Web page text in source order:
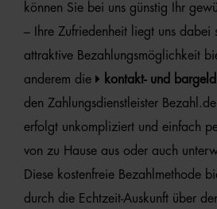
können Sie bei uns günstig Ihr
– Ihre Zufriedenheit liegt uns dabei
attraktive Bezahlungsmöglichkeit
anderem die
kontakt- und
den Zahlungsdienstleister
erfolgt unkompliziert und einfach
von zu Hause aus oder auch
Diese kostenfreie Bezahlmethode
durch die Echtzeit-Auskunft über